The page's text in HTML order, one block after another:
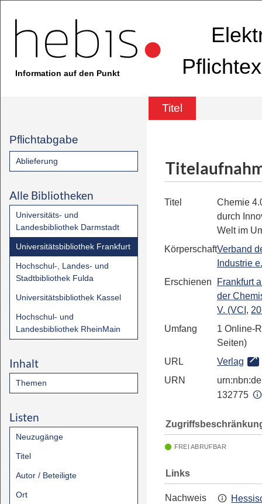
Information auf den Punkt
Titel
Pflichtabgabe
Ablieferung
Alle Bibliotheken
Universitäts- und
Landesbibliothek Darmstadt
Universitätsbibliothek Frankfurt
Hochschul-, Landes- und
Stadtbibliothek Fulda
Universitätsbibliothek Kassel
Hochschul- und
Landesbibliothek RheinMain
Inhalt
Themen
Listen
Neuzugänge
Titel
Autor / Beteiligte
Ort
Titel
Chemie
durch
Welt im
KörperschaftVerband
Industrie
Erschienen
Frankfurt
der
V. (VCI ,
Umfang
1 Online-
Seiten)
URL
Verlag
URN
132775
FREI ABRUFBAR
Links
Nachweis